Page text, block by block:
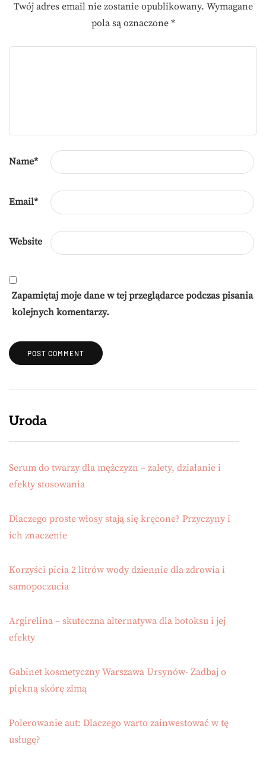
Twój adres email nie zostanie opublikowany. Wymagane
pola są oznaczone *
Name*
Email*
Website
Zapamiętaj moje dane w tej przeglądarce podczas pisania
kolejnych komentarzy.
Uroda
Serum do twarzy dla mężczyzn – zalety, działanie i
efekty stosowania
Dlaczego proste włosy stają się kręcone? Przyczyny i
ich znaczenie
Korzyści picia 2 litrów wody dziennie dla zdrowia i
samopoczucia
Argirelina – skuteczna alternatywa dla botoksu i jej
efekty
Gabinet kosmetyczny Warszawa Ursynów- Zadbaj o
piękną skórę zimą
Polerowanie aut: Dlaczego warto zainwestować w tę
usługę?